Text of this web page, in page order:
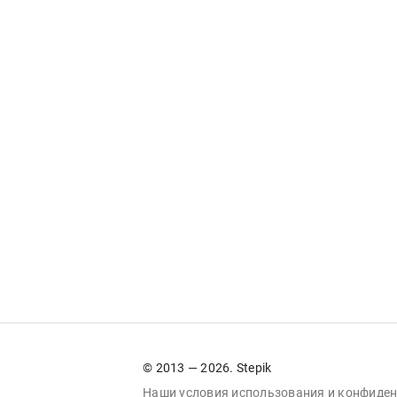
© 2013 — 2026. Stepik
Наши условия использования и